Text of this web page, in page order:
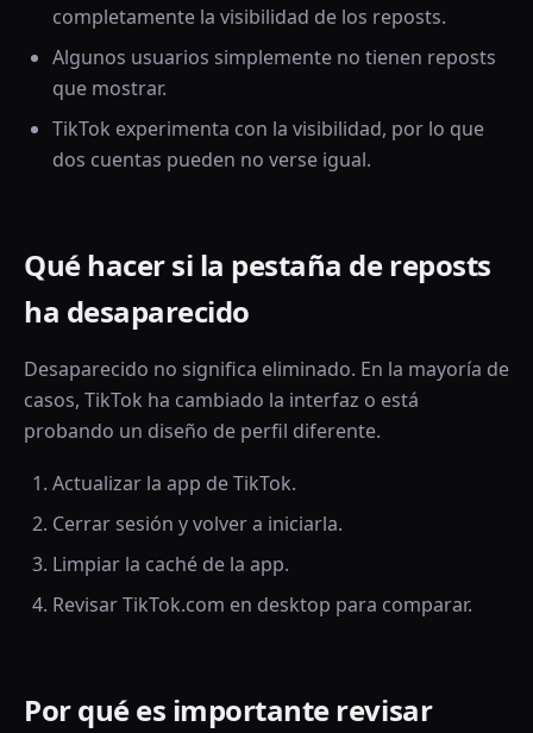
completamente la visibilidad de los reposts.
Algunos usuarios simplemente no tienen reposts
que mostrar.
TikTok experimenta con la visibilidad, por lo que
dos cuentas pueden no verse igual.
Qué hacer si la pestaña de reposts
ha desaparecido
Desaparecido no significa eliminado. En la mayoría de
casos, TikTok ha cambiado la interfaz o está
probando un diseño de perfil diferente.
Actualizar la app de TikTok.
Cerrar sesión y volver a iniciarla.
Limpiar la caché de la app.
Revisar TikTok.com en desktop para comparar.
Por qué es importante revisar